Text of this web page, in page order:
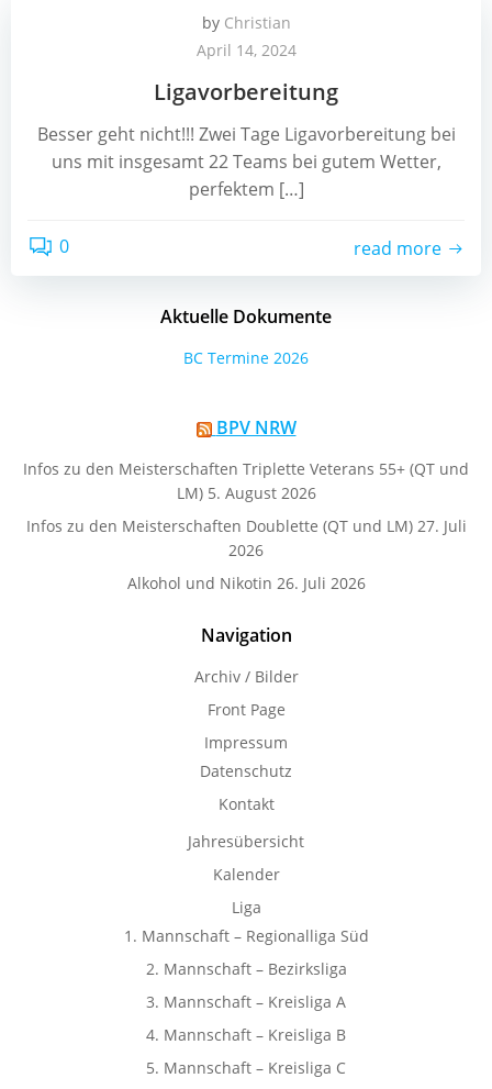
by Christian
April 14, 2024
Ligavorbereitung
Besser geht nicht!!! Zwei Tage Ligavorbereitung bei
uns mit insgesamt 22 Teams bei gutem Wetter,
perfektem […]
0 read more
Aktuelle Dokumente
BC Termine 2026
BPV NRW
Infos zu den Meisterschaften Triplette Veterans 55+ (QT und
LM) 5. August 2026
Infos zu den Meisterschaften Doublette (QT und LM) 27. Juli
2026
Alkohol und Nikotin 26. Juli 2026
Navigation
Archiv / Bilder
Front Page
Impressum
Datenschutz
Kontakt
Jahresübersicht
Kalender
Liga
1. Mannschaft – Regionalliga Süd
2. Mannschaft – Bezirksliga
3. Mannschaft – Kreisliga A
4. Mannschaft – Kreisliga B
5. Mannschaft – Kreisliga C